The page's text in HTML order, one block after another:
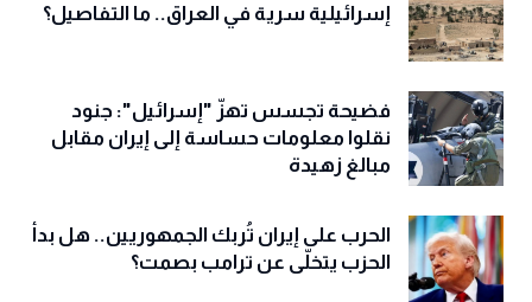
إسرائيلية سرية في العراق.. ما التفاصيل؟
فضيحة تجسس تهزّ "إسرائيل": جنود
نقلوا معلومات حساسة إلى إيران مقابل
مبالغ زهيدة
الحرب على إيران تُربك الجمهوريين.. هل بدأ
الحزب يتخلّى عن ترامب بصمت؟